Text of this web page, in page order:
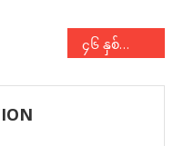
၄၆ နှစ်မြောက် ကိုကိုးကျွန်း ပြည်သူ့သူရဲကောင်းများနေ့သို့ ပေးပို့သည့် ဂုဏ်ပြုသဝဏ်လွှာ